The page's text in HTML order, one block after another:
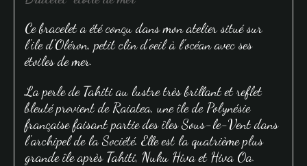
Ce bracelet a été conçu dans mon atelier situé sur
l'ile d'Oléron, petit clin d'oeil à l'océan avec ses
étoiles de mer.
La perle de Tahiti au lustre très brillant et reflet
bleuté provient de Raiatea, une île de Polynésie
française faisant partie des îles Sous-le-Vent dans
l'archipel de la Société. Elle est la quatrième plus
grande île après Tahiti, Nuku Hiva et Hiva Oa.